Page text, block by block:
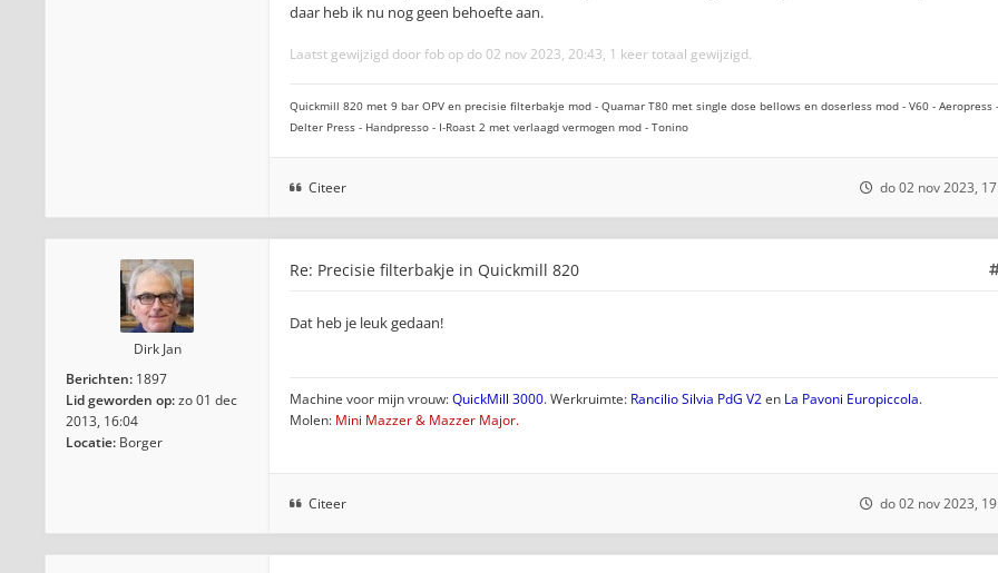
daar heb ik nu nog geen behoefte aan.
Laatst gewijzigd doorfob op do 02 nov 2023, 20:43, 1 keer totaal gewijzigd.
Quickmill 820 met 9 bar OPV en precisie filterbakje mod - Quamar T80 met single dose bellows en doserless mod - V60 - Aeropress -
Delter Press - Handpresso - I-Roast 2 met verlaagd vermogen mod - Tonino
Citeer do 02 nov 2023,
Dirk Jan
Berichten: 1897
Lid geworden op:zo 01 dec
2013, 16:04
Locatie: Borger
Re: Precisie filterbakje in Quickmill 820
Dat heb je leuk gedaan!
Machine voor mijn vrouw:QuickMill 3000. Werkruimte: Rancilio Silvia PdG V2en La Pavoni Europiccola.
Molen: Mini Mazzer & Mazzer Major.
Citeer do 02 nov 2023,